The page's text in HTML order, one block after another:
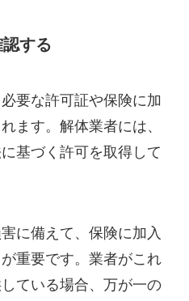
する
要な許可証や保険に加
ます。解体業者には、
基づく許可を取得して
に備えて、保険に加入
重要です。業者がこれ
ている場合、万が一の